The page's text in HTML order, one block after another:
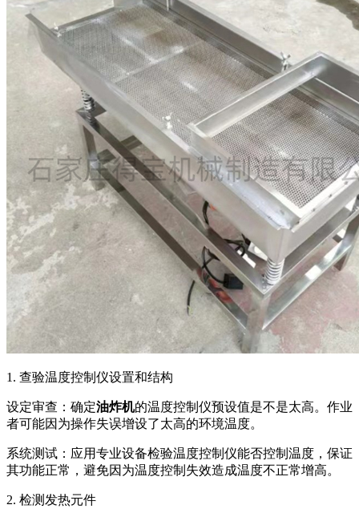
1. 查验温度控制仪设置和结构
设定审查：确定油炸机的温度控制仪预设值是不是太高。作业
者可能因为操作失误增设了太高的环境温度。
系统测试：应用专业设备检验温度控制仪能否控制温度，保证
其功能正常，避免因为温度控制失效造成温度不正常增高。
2. 检测发热元件